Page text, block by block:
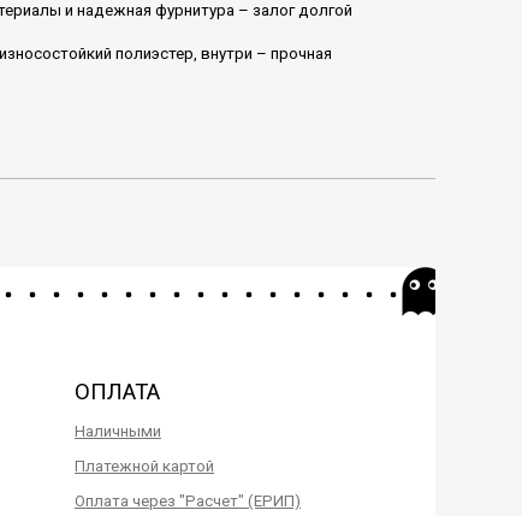
и надежная фурнитура – залог долгой
полиэстер, внутри – прочная
ОПЛАТА
Наличными
Платежной картой
Оплата через "Расчет" (ЕРИП)